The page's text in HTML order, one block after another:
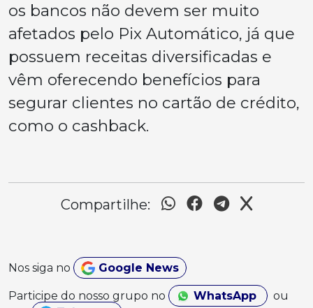
os bancos não devem ser muito
afetados pelo Pix Automático, já que
possuem receitas diversificadas e
vêm oferecendo benefícios para
segurar clientes no cartão de crédito,
como o cashback.
Compartilhe:
Nos siga no Google News
Participe do nosso grupo no WhatsApp
ou